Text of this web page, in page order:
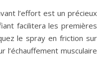
l’effort est un précieux
facilitera les premières
le spray en friction sur
l’échauffement musculaire